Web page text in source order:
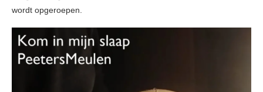
wordt opgeroepen.